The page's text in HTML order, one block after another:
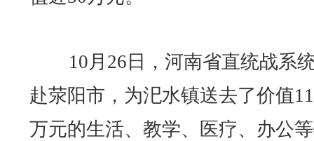
10月26日，河南省直统战系
赴荥阳市，为汜水镇送去了价值
万元的生活、教学、医疗、办公